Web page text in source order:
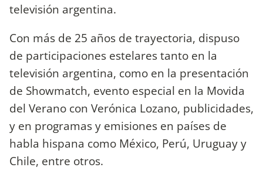
televisión argentina.
Con más de 25 años de trayectoria, dispuso
de participaciones estelares tanto en la
televisión argentina, como en la presentación
de Showmatch, evento especial en la Movida
del Verano con Verónica Lozano, publicidades,
y en programas y emisiones en países de
habla hispana como México, Perú, Uruguay y
Chile, entre otros.